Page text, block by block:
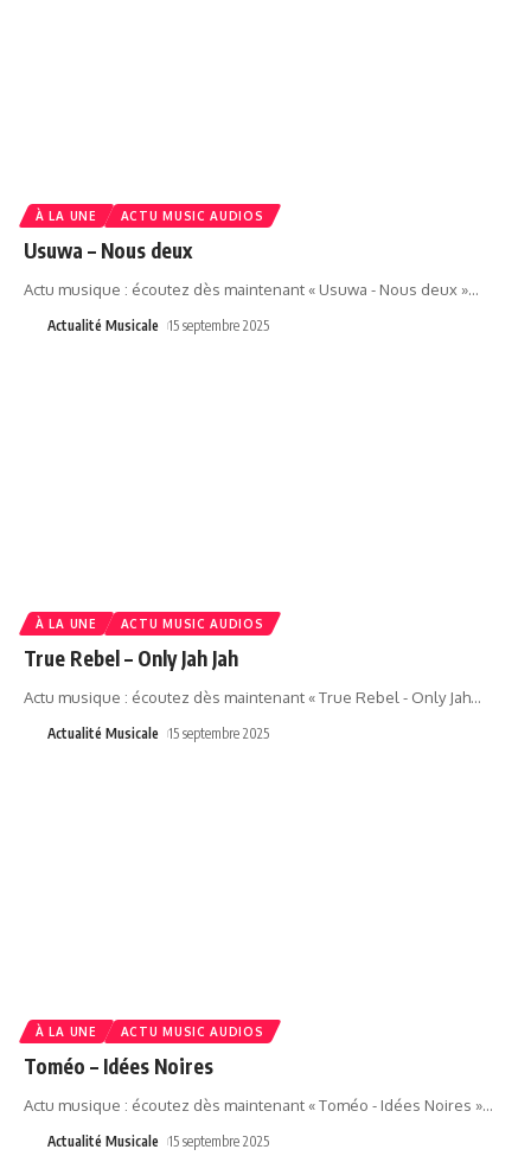
À LA UNE ACTU MUSIC AUDIOS
Usuwa – Nous deux
Actu musique : écoutez dès maintenant « Usuwa - Nous deux »…
Actualité Musicale 15 septembre 2025
À LA UNE ACTU MUSIC AUDIOS
True Rebel – Only Jah Jah
Actu musique : écoutez dès maintenant « True Rebel - Only Jah…
Actualité Musicale 15 septembre 2025
À LA UNE ACTU MUSIC AUDIOS
Toméo – Idées Noires
Actu musique : écoutez dès maintenant « Toméo - Idées Noires »…
Actualité Musicale 15 septembre 2025